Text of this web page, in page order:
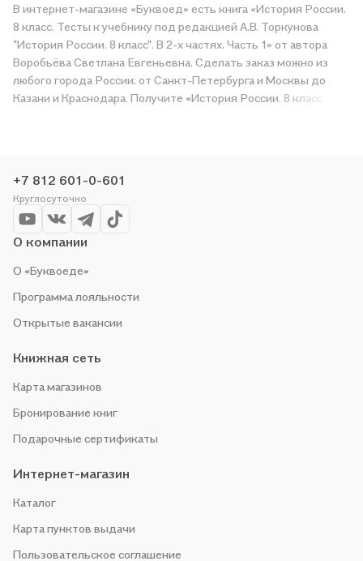
В интернет-магазине «Буквоед» есть книга «История России.
8 класс. Тесты к учебнику под редакцией А.В. Торкунова
"История России. 8 класс". В 2-х частях. Часть 1» от автора
Воробьёва Светлана Евгеньевна. Сделать заказ можно из
любого города России: от Санкт-Петербурга и Москвы до
Казани и Краснодара. Получите «История России. 8 класс.
по приятной цене. Например, организуем конкурсы и
проводим акции. Оставайтесь с нами, чтобы не упустить
выгоду!
+7 812 601-0-601
Круглосуточно
О компании
О «Буквоеде»
Программа лояльности
Открытые вакансии
Книжная сеть
Карта магазинов
Бронирование книг
Подарочные сертификаты
Интернет-магазин
Каталог
Карта пунктов выдачи
Пользовательское соглашение